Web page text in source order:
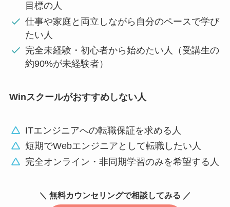
目標の人
仕事や家庭と両立しながら自分のペースで学び
たい人
完全未経験・初心者から始めたい人（受講生の
約90%が未経験者）
Winスクールがおすすめしない人
ITエンジニアへの転職保証を求める人
短期でWebエンジニアとして転職したい人
完全オンライン・非同期学習のみを希望する人
＼ 無料カウンセリングで相談してみる ／